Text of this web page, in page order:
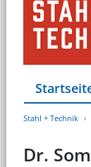
Stahl + Technik
Dr.